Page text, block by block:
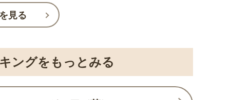
見る
ングをもっとみる